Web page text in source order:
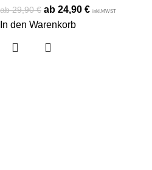
29,90€ 24,90 € inkl.MWST
In den Warenkorb